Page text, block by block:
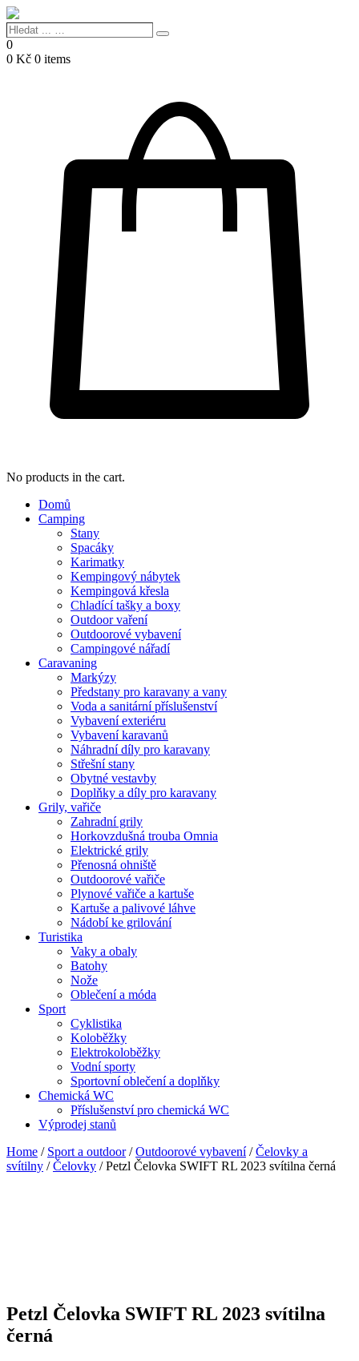
Hledat
...
…
Search
0
0 Kč 0 items
No products in the cart.
Domů
Camping
Stany
Spacáky
Karimatky
Kempingový nábytek
Kempingová křesla
Chladící tašky a boxy
Outdoor vaření
Outdoorové vybavení
Campingové nářadí
Caravaning
Markýzy
Předstany pro karavany a vany
Voda a sanitární příslušenství
Vybavení exteriéru
Vybavení karavanů
Náhradní díly pro karavany
Střešní stany
Obytné vestavby
Doplňky a díly pro karavany
Grily, vařiče
Zahradní grily
Horkovzdušná trouba Omnia
Elektrické grily
Přenosná ohniště
Outdoorové vařiče
Plynové vařiče a kartuše
Kartuše a palivové láhve
Nádobí ke grilování
Turistika
Vaky a obaly
Batohy
Nože
Oblečení a móda
Sport
Cyklistika
Koloběžky
Elektrokoloběžky
Vodní sporty
Sportovní oblečení a doplňky
Chemická WC
Příslušenství pro chemická WC
Výprodej stanů
Home / Sport a outdoor/Outdoorové vybavení/Čelovky a
svítilny /Čelovky / Petzl Čelovka SWIFT RL 2023 svítilna černá
Petzl Čelovka SWIFT RL 2023 svítilna
černá